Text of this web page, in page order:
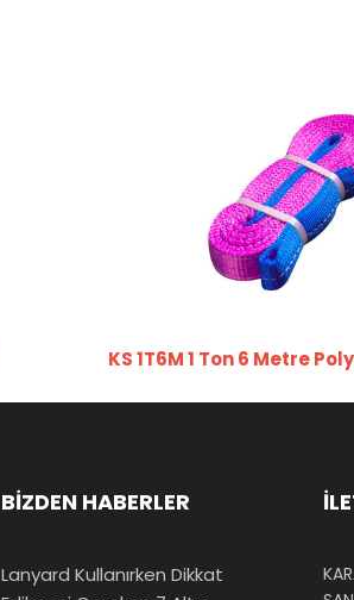
KS 1T6M 1 Ton 6 Metre
BİZDEN HABERLER
Lanyard Kullanırken Dikkat